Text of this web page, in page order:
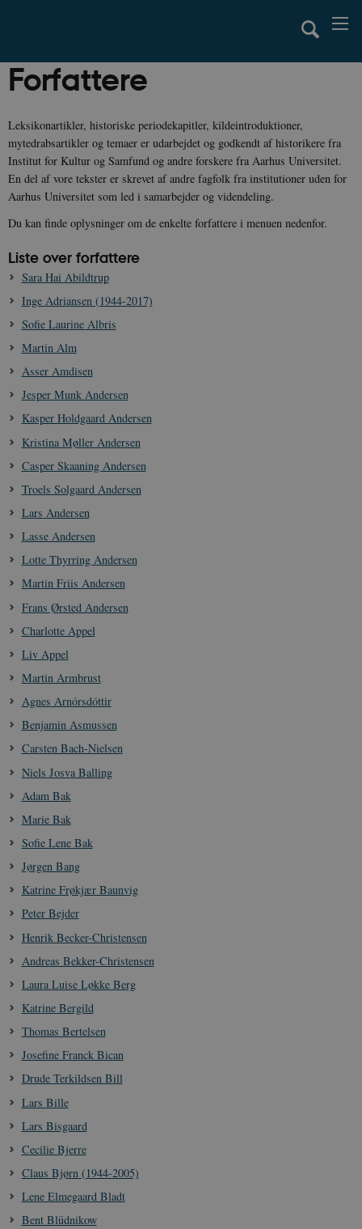
Forfattere
Leksikonartikler, historiske periodekapitler, kildeintroduktioner,
mytedrabsartikler og temaer er udarbejdet og godkendt af historikere fra
Institut for Kultur og Samfund og andre forskere fra Aarhus Universitet.
En del af vore tekster er skrevet af andre fagfolk fra institutioner uden for
Aarhus Universitet som led i samarbejder og videndeling.
Du kan finde oplysninger om de enkelte forfattere i menuen nedenfor.
Liste over forfattere
Sara Hai Abildtrup
Inge Adriansen (1944-2017)
Sofie Laurine Albris
Martin Alm
Asser Amdisen
Jesper Munk Andersen
Kasper Holdgaard Andersen
Kristina Møller Andersen
Casper Skaaning Andersen
Troels Solgaard Andersen
Lars Andersen
Lasse Andersen
Lotte Thyrring Andersen
Martin Friis Andersen
Frans Ørsted Andersen
Charlotte Appel
Liv Appel
Martin Armbrust
Agnes Arnórsdóttir
Benjamin Asmussen
Carsten Bach-Nielsen
Niels Josva Balling
Adam Bak
Marie Bak
Sofie Lene Bak
Jørgen Bang
Katrine Frøkjær Baunvig
Peter Bejder
Henrik Becker-Christensen
Andreas Bekker-Christensen
Laura Luise Løkke Berg
Katrine Bergild
Thomas Bertelsen
Josefine Franck Bican
Drude Terkildsen Bill
Lars Bille
Lars Bisgaard
Cecilie Bjerre
Claus Bjørn (1944-2005)
Lene Elmegaard Bladt
Bent Blüdnikow